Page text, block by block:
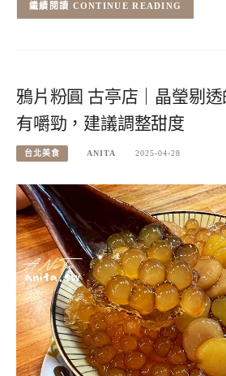
CONTINUE READING
鴉片粉圓 古亭店｜晶瑩剔
有嚼勁，建議調整甜度
台北美食 ANITA 2025-04-28